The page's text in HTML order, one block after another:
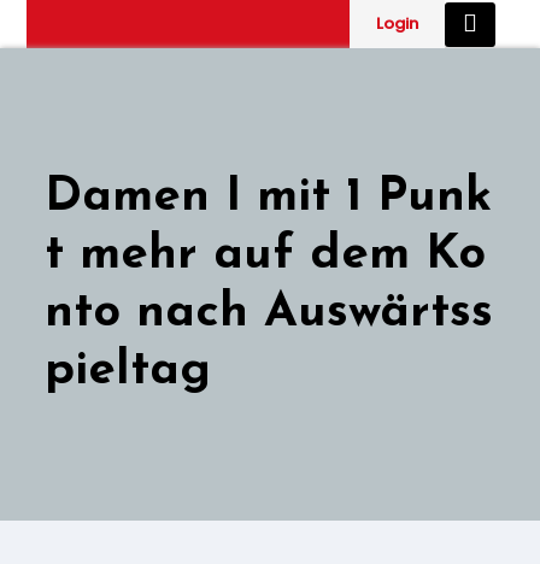
Inhalt
Login
Damen I mit 1 Punk
t mehr auf dem Ko
nto nach Auswärtss
pieltag